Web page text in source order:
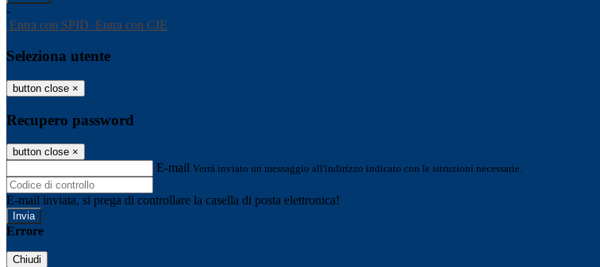
-
Entra con SPID Entra con CIE
Seleziona utente
button close ×
Recupero password
button close ×
E-mail Verrà inviato un messaggio all'indirizzo indicato con le istruzioni necessarie.
E-mail inviata, si prega di controllare la casella di posta elettronica!
Errore
Chiudi